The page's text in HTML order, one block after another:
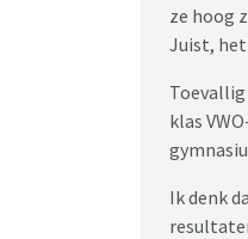
ze hoog
Juist, het
klas
Ik denk